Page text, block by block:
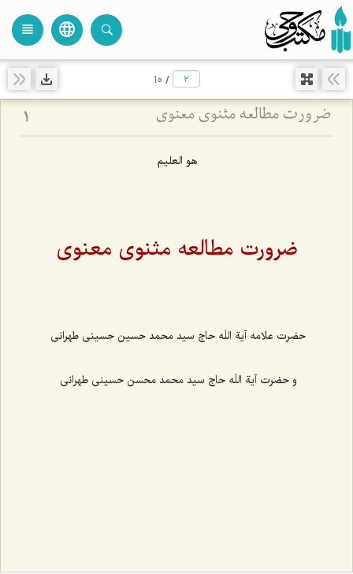
language
view_headline
/
10
ضرورت مطالعه مثنوی معنوی 1
هو العلیم
ضرورت مطالعه مثنوی معنوی
حضرت علامه آیة اللَه حاج سید محمد حسین حسینی طهرانی
و حضرت آیة اللَه حاج سید محمد محسن حسینی طهرانی